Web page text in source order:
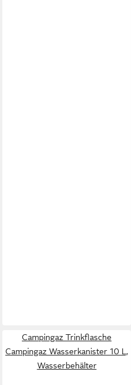
Campingaz Trinkflasche
Campingaz Wasserkanister 10 L,
Wasserbehälter